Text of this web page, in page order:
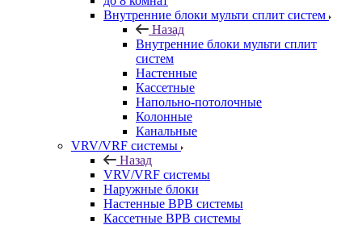
Внутренние блоки мульти сплит систем
Назад
Внутренние блоки мульти сплит
систем
Настенные
Кассетные
Напольно-потолочные
Колонные
Канальные
VRV/VRF системы
Назад
VRV/VRF системы
Наружные блоки
Настенные ВРВ системы
Кассетные ВРВ системы